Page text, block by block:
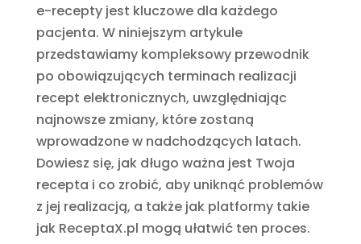
e-recepty jest kluczowe dla każdego
pacjenta. W niniejszym artykule
przedstawiamy kompleksowy przewodnik
po obowiązujących terminach realizacji
recept elektronicznych, uwzględniając
najnowsze zmiany, które zostaną
wprowadzone w nadchodzących latach.
Dowiesz się, jak długo ważna jest Twoja
recepta i co zrobić, aby uniknąć problemów
z jej realizacją, a także jak platformy takie
jak ReceptaX.pl mogą ułatwić ten proces.